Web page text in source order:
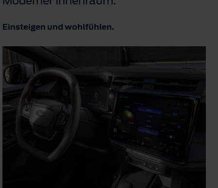
Einsteigen und wohlfühlen.